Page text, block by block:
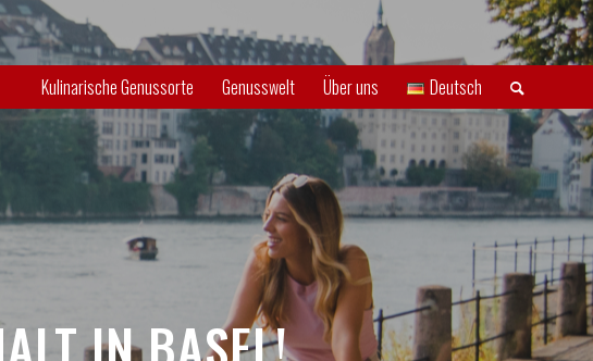
Kulinarische Genussorte Genusswelt Über uns Deutsch
IN BASEL!